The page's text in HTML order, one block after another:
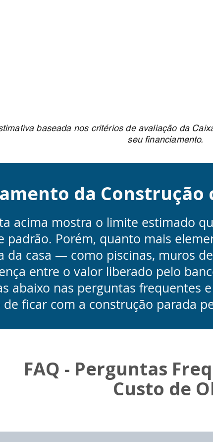
baseada nos critérios de avaliação da
seu financiamento.
da Construção
acima mostra o limite estimado
padrão. Porém, quanto mais
da casa — como piscinas, muros
entre o valor liberado pelo
abaixo nas perguntas frequentes
de ficar com a construção parada
FAQ - Perguntas
Custo de